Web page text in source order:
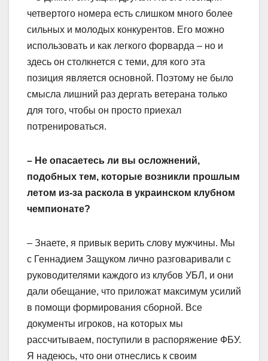
четвертого номера есть слишком много более
сильных и молодых конкурентов. Его можно
использовать и как легкого форварда – но и
здесь он столкнется с теми, для кого эта
позиция является основной. Поэтому не было
смысла лишний раз дергать ветерана только
для того, чтобы он просто приехал
потренироваться.
– Не опасаетесь ли вы осложнений,
подобных тем, которые возникли прошлым
летом из-за раскола в украинском клубном
чемпионате?
– Знаете, я привык верить слову мужчины. Мы
с Геннадием Защуком лично разговаривали с
руководителями каждого из клубов УБЛ, и они
дали обещание, что приложат максимум усилий
в помощи формирования сборной. Все
документы игроков, на которых мы
рассчитываем, поступили в распоряжение ФБУ.
Я надеюсь, что они отнеслись к своим